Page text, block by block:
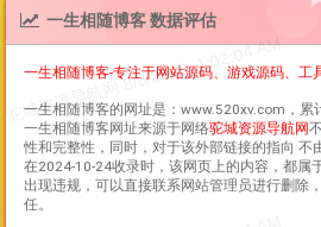
一生相随博客 数据评估
一生相随博客-专注于网站源码、游戏源码、工
一生相随博客的网址是：www.520xv.com，累
一生相随博客网址来源于网络驼城资源导航网
性和完整性，同时，对于该外部链接的指向 不
在2024-10-24收录时，该网页上的内容，都属
出现违规，可以直接联系网站管理员进行删除
任。